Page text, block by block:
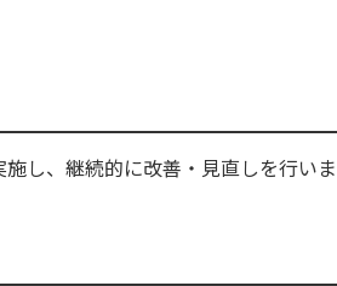
し、継続的に改善・見直しを行いま